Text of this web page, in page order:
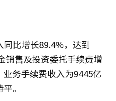
比增长89.4%，达到
销售及投资委托手续费增
务手续费收入为9445亿
。